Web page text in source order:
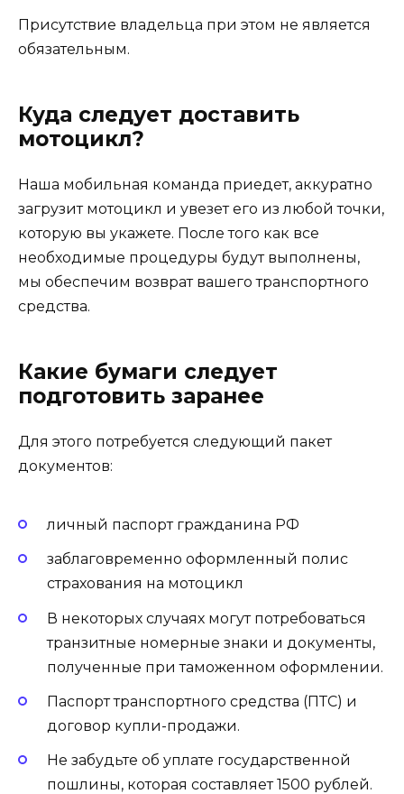
Присутствие владельца при этом не является
обязательным.
Куда следует доставить
мотоцикл?
Наша мобильная команда приедет, аккуратно
загрузит мотоцикл и увезет его из любой точки,
которую вы укажете. После того как все
необходимые процедуры будут выполнены,
мы обеспечим возврат вашего транспортного
средства.
Какие бумаги следует
подготовить заранее
Для этого потребуется следующий пакет
документов:
личный паспорт гражданина РФ
заблаговременно оформленный полис
страхования на мотоцикл
В некоторых случаях могут потребоваться
транзитные номерные знаки и документы,
полученные при таможенном оформлении.
Паспорт транспортного средства (ПТС) и
договор купли-продажи.
Не забудьте об уплате государственной
пошлины, которая составляет 1500 рублей.